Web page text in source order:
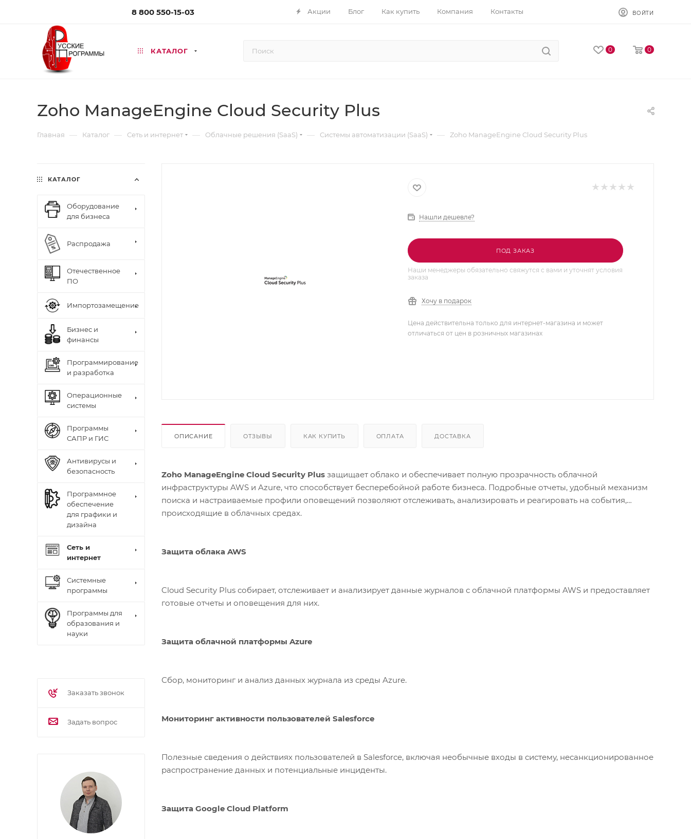
8 800 550-15-03 Акции Блог Как купить Компания Контакты ВОЙТИ
КАТАЛОГ 0 0
Zoho ManageEngine Cloud Security Plus
Главная — Каталог — Сеть и интернет — Облачные решения (SaaS) — Системы автоматизации (SaaS) — Zoho ManageEngine Cloud Security Plus
Нашли дешевле?
ПОД ЗАКАЗ
Наши менеджеры обязательно свяжутся с вами и уточнят условия
заказа
Хочу в подарок
Цена действительна только для интернет-магазина и может
отличаться от цен в розничных магазинах
ОПИСАНИЕ ОТЗЫВЫ КАК КУПИТЬ ОПЛАТА ДОСТАВКА
Zoho ManageEngine Cloud Security Plus защищает облако и обеспечивает полную прозрачность облачной
инфраструктуры AWS и Azure, что способствует бесперебойной работе бизнеса. Подробные отчеты, удобный механизм
поиска и настраиваемые профили оповещений позволяют отслеживать, анализировать и реагировать на события,
происходящие в облачных средах.
Защита облака AWS
Cloud Security Plus собирает, отслеживает и анализирует данные журналов с облачной платформы AWS и предоставляет
готовые отчеты и оповещения для них.
Защита облачной платформы Azure
Сбор, мониторинг и анализ данных журнала из среды Azure.
Мониторинг активности пользователей Salesforce
Полезные сведения о действиях пользователей в Salesforce, включая необычные входы в систему, несанкционированное
распространение данных и потенциальные инциденты.
Защита Google Cloud Platform
КАТАЛОГ
Оборудование
для бизнеса
Распродажа
Отечественное
ПО
Импортозамещение
Бизнес и
финансы
Программирование
и разработка
Операционные
системы
Программы
САПР и ГИС
Антивирусы и
безопасность
Программное
обеспечение
для графики и
дизайна
Сеть и
интернет
Системные
программы
Программы для
образования и
науки
Заказать звонок
Задать вопрос